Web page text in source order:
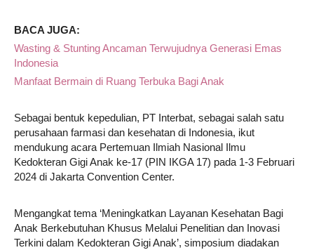
BACA JUGA:
Wasting & Stunting Ancaman Terwujudnya Generasi Emas
Indonesia
Manfaat Bermain di Ruang Terbuka Bagi Anak
Sebagai bentuk kepedulian, PT Interbat, sebagai salah satu
perusahaan farmasi dan kesehatan di Indonesia, ikut
mendukung acara Pertemuan Ilmiah Nasional Ilmu
Kedokteran Gigi Anak ke-17 (PIN IKGA 17) pada 1-3 Februari
2024 di Jakarta Convention Center.
Mengangkat tema ‘Meningkatkan Layanan Kesehatan Bagi
Anak Berkebutuhan Khusus Melalui Penelitian dan Inovasi
Terkini dalam Kedokteran Gigi Anak’, simposium diadakan